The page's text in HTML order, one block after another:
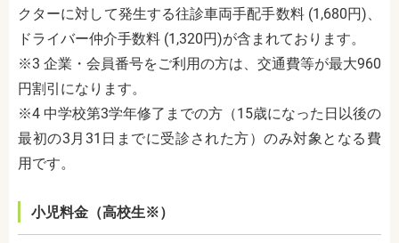
クターに対して発生する往診車両手配手数料 (1,680円)、
ドライバー仲介手数料 (1,320円)が含まれております。
※3 企業・会員番号をご利用の方は、交通費等が最大960
円割引になります。
※4 中学校第3学年修了までの方（15歳になった日以後の
最初の3月31日までに受診された方）のみ対象となる費
用です。
小児料金（高校生※）